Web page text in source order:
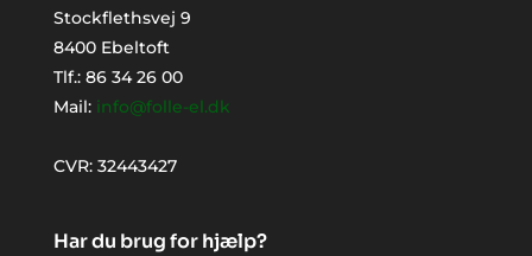
Stockflethsvej 9
8400 Ebeltoft
Tlf.: 86 34 26 00
Mail: info@folle-el.dk
CVR: 32443427
Har du brug for hjælp?